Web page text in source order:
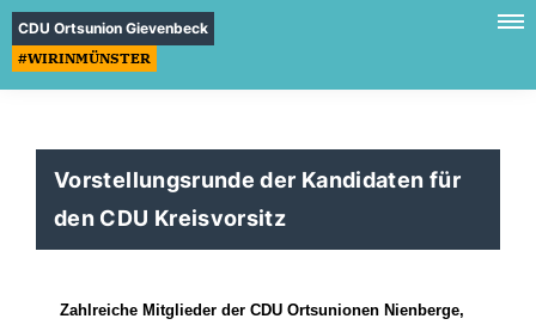
CDU Ortsunion Gievenbeck
#WIRINMÜNSTER
Vorstellungsrunde der Kandidaten für
den CDU Kreisvorsitz
Zahlreiche Mitglieder der CDU Ortsunionen Nienberge,